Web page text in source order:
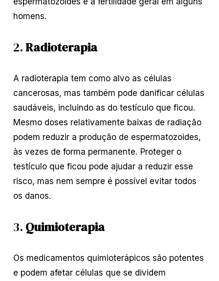
homens.
2.Radioterapia
A radioterapia tem como alvo as células
cancerosas, mas também pode danificar células
saudáveis, incluindo as do testículo que ficou.
Mesmo doses relativamente baixas de radiação
podem reduzir a produção de espermatozoides,
às vezes de forma permanente. Proteger o
testículo que ficou pode ajudar a reduzir esse
risco, mas nem sempre é possível evitar todos
os danos.
3. Quimioterapia
Os medicamentos quimioterápicos são potentes
e podem afetar células que se dividem